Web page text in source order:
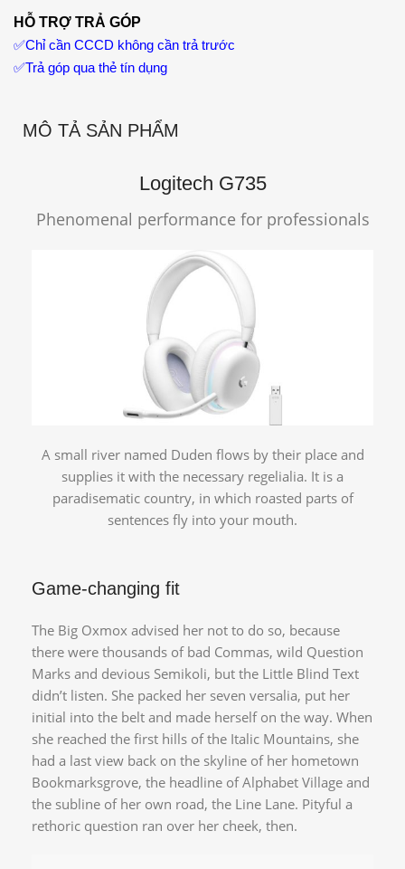
HỖ TRỢ TRẢ GÓP
✅Chỉ cần CCCD không cần trả trước
✅Trả góp qua thẻ tín dụng
MÔ TẢ SẢN PHẨM
Logitech G735
Phenomenal performance for professionals
A small river named Duden flows by their place and
supplies it with the necessary regelialia. It is a
paradisematic country, in which roasted parts of
sentences fly into your mouth.
Game-changing fit
The Big Oxmox advised her not to do so, because
there were thousands of bad Commas, wild Question
Marks and devious Semikoli, but the Little Blind Text
didn’t listen. She packed her seven versalia, put her
initial into the belt and made herself on the way. When
she reached the first hills of the Italic Mountains, she
had a last view back on the skyline of her hometown
Bookmarksgrove, the headline of Alphabet Village and
the subline of her own road, the Line Lane. Pityful a
rethoric question ran over her cheek, then.